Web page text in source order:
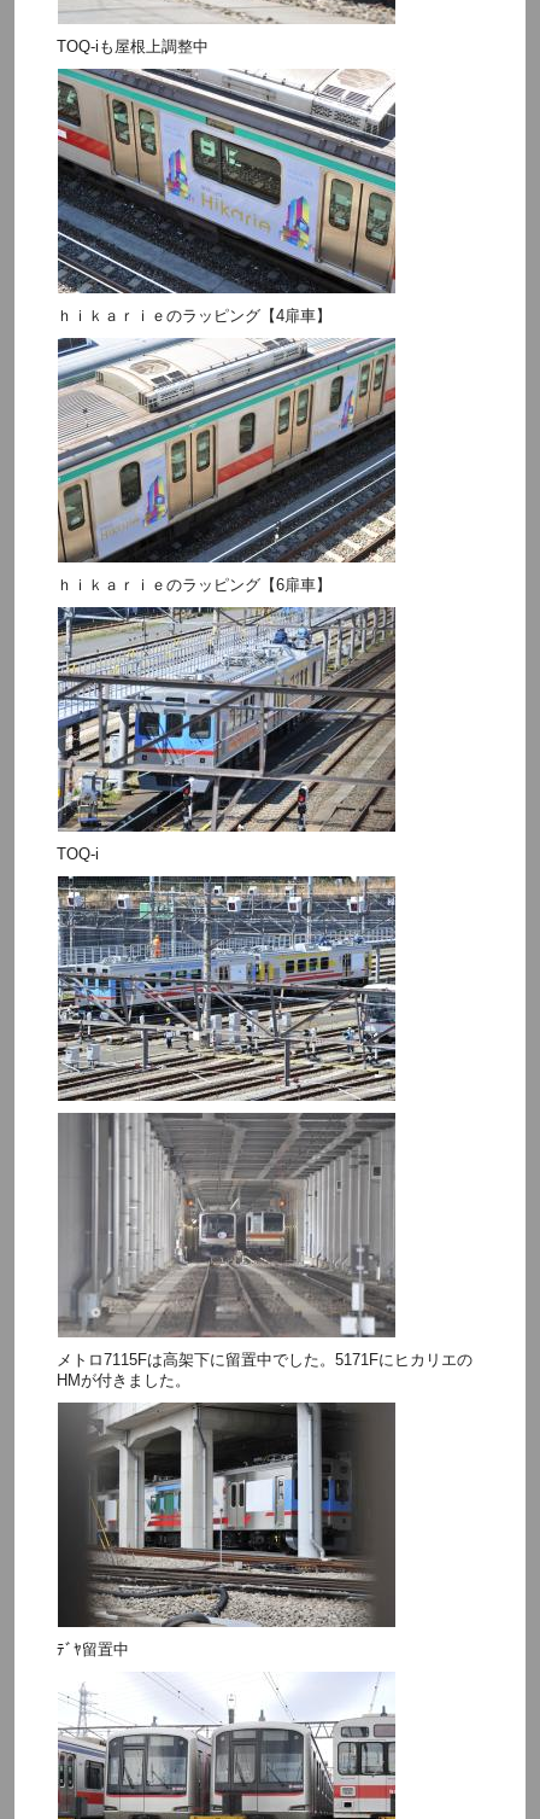
TOQ-iも屋根上調整中
ｈｉｋａｒｉｅのラッピング【4扉車】
ｈｉｋａｒｉｅのラッピング【6扉車】
TOQ-i
メトロ7115Fは高架下に留置中でした。5171Fにヒカリエの
HMが付きました。
ﾃﾞﾔ留置中